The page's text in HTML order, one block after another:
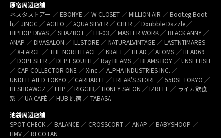
原宿周辺店舗
ネスタストアー ／ EBONYE ／ W CLOSET ／ MILLION AIR ／ Bootleg Boot
h／ JINGO ／ AGITO ／ AQUA SILVER ／ CHER ／ Doubble Dazzle ／
HIPHOP DIVAS ／ SHAZBOT ／ LB-03 ／ MASTER WORK ／ BLACK ANNY ／
ANAP ／ DIVASALON ／ ILLSTORE ／ NATURALVINTAGE ／ LASTNTIMARES
／ X-LARGE ／ THE NORTH FACE ／ KRAFT ／ HEAD ／ ATOMS ／ HEAD69
／ DOPESTER ／ DEPT SOUTH ／ Ray BEAMS ／ BEAMS BOY ／ UNSELTISH
／ CAP COLLECTOR ONE ／ Xinc ／ ALPHA INDUSTRIES INC. ／
UNDEFEATED TOKYO ／ CARHARTT ／ FREAK’S STORE ／ 55DSL TOKYO ／
HESHDAWGZ ／ LHP ／ RIGGIB／ HONEY SALON ／ IZREEL ／ ライカ飲食
系 ／ UA CAFÉ ／ HUB 原宿 ／ TABASA
池袋周辺店舗
SPOT CHECK ／ BALANCE ／ CROSSCORT ／ ANAP ／ BABYSHOOP ／
HMV ／ RECO FAN